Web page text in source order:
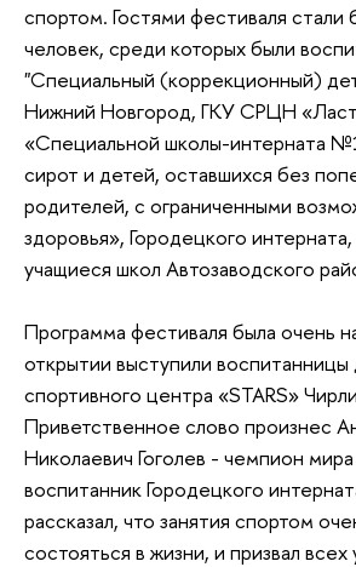
спортом. Гостями фестиваля стали
человек, среди которых были
"Специальный (коррекционный)
Нижний Новгород, ГКУ СРЦН
«Специальной школы-интерната
сирот и детей, оставшихся без
родителей, с ограниченными
здоровья», Городецкого
учащиеся школ Автозаводского
Программа фестиваля была очень
открытии выступили воспитанницы
спортивного центра «STARS»
Приветственное слово произнес
Николаевич Гоголев - чемпион
воспитанник Городецкого
рассказал, что занятия спортом
состояться в жизни, и призвал всех